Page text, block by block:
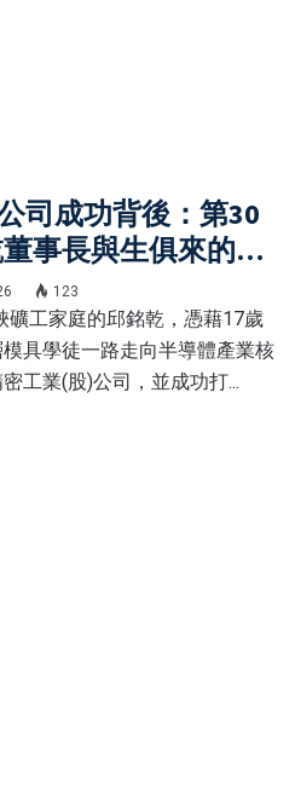
司成功背後：第30
事長與生俱來的創
創業故事曝光
123
工家庭的邱銘乾，憑藉17歲
具學徒一路走向半導體產業核
工業(股)公司，並成功打...